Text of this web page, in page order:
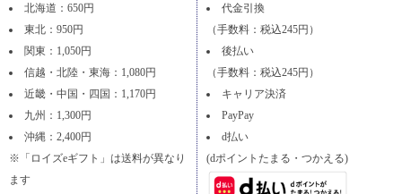
北海道：650円
東北：950円
関東：1,050円
信越・北陸・東海：1,080円
近畿・中国・四国：1,170円
九州：1,300円
沖縄：2,400円
※「ロイズeギフト」は送料が異なり
ます
代金引換
（手数料：税込245円）
後払い
（手数料：税込245円）
キャリア決済
PayPay
d払い
(dポイントたまる・つかえる)